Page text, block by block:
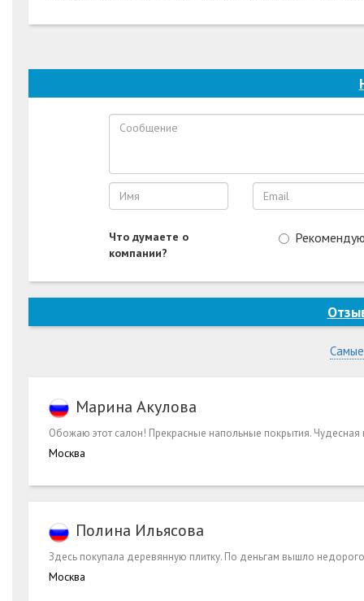
Что думаете о
компании?
Марина Акулова
Обожаю этот салон! Прекрасные напольные покрытия.
Москва
Полина Ильясова
Здесь покупала деревянную плитку. По деньгам вышло
Москва